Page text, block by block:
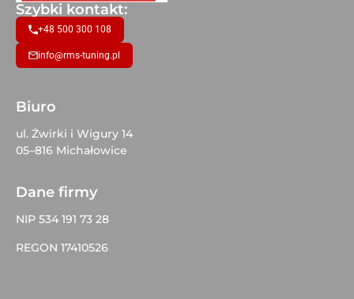
Szybki kontakt:
+48 500 300 108
info@rms-tuning.pl
Biuro
ul. Żwirki i Wigury 14
05–816 Michałowice
Dane firmy
NIP 534 191 73 28
REGON 17410526